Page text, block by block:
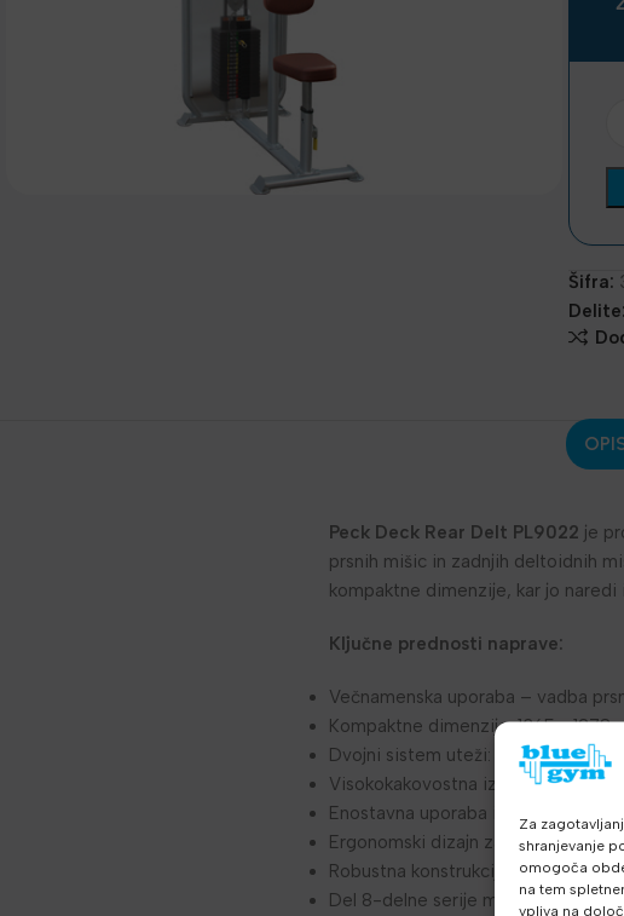
Za
shranjevanje
omogoča
na tem
vpliva na
Šifra:
Delite:
Peck Deck Rear Delt PL9022 je
prsnih mišic in zadnjih deltoidnih
kompaktne dimenzije, kar jo
Ključne prednosti naprave:
Večnamenska uporaba – vadba
Kompaktne dimenzije: 1365 x
Dvojni sistem uteži: 77 kg in 113 kg
Visokokakovostna izdelava iz linije
Enostavna uporaba in intuitivna
Ergonomski dizajn za varno in
Robustna konstrukcija za
Del 8-delne serije